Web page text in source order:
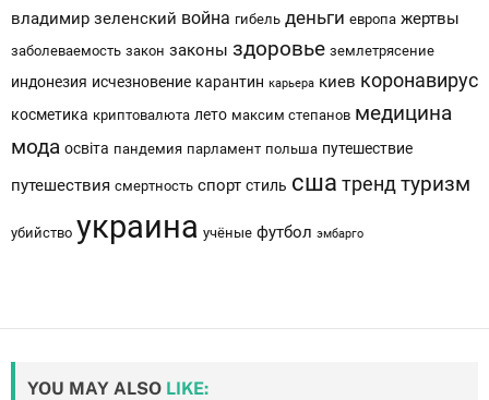
владимир зеленский война гибель деньги европа жертвы
заболеваемость закон законы здоровье землетрясение
индонезия исчезновение карантин карьера киев коронавирус
косметика криптовалюта лето максим степанов медицина
мода освіта пандемия парламент польша путешествие
путешествия смертность спорт стиль сша тренд туризм
убийство украина учёные футбол эмбарго
YOU MAY ALSO LIKE: